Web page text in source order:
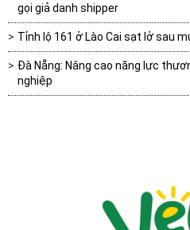
gọi giả danh shipper
Tỉnh lộ 161 ở Lào Cai sạt lở sau
Đà Nẵng: Nâng cao năng lực
nghiệp